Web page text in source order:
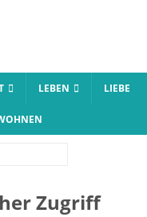
LEBEN LIEBE
Zugriff